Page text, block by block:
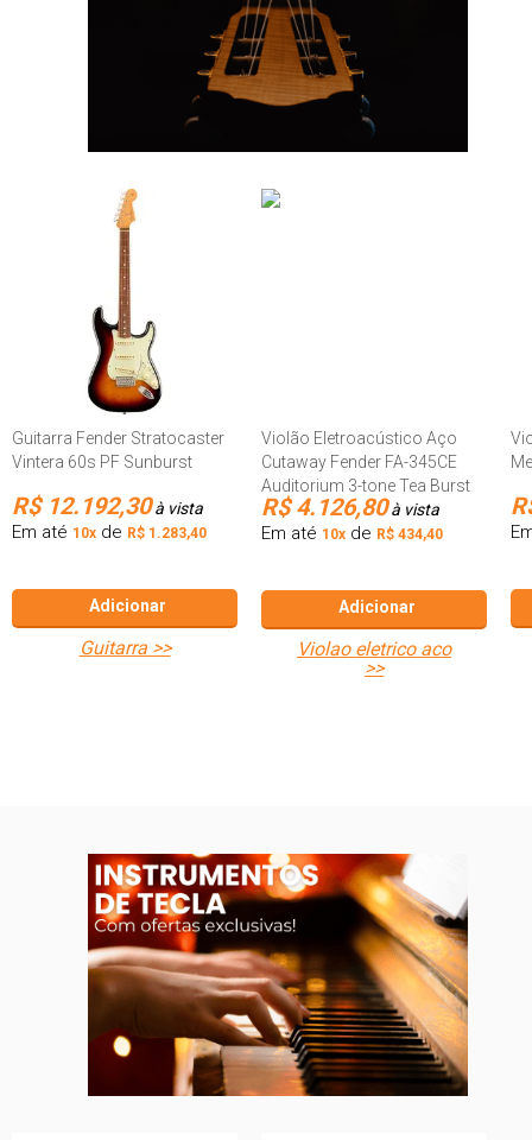
Guitarra Fender Stratocaster
Vintera 60s PF Sunburst
R$ 12.192,30à vista
Em até 10x de R$ 1.283,40
Adicionar
guitarra >>
Violão Eletroacústico Aço
Cutaway Fender FA-345CE
Auditorium 3-tone Tea Burst
R$ 4.126,80à vista
Em até 10x de R$ 434,40
Adicionar
violao eletrico aco
>>